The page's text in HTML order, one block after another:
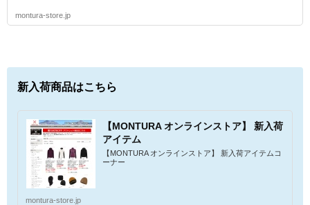
montura-store.jp
新入荷商品はこちら
【MONTURA オンラインストア】 新入荷
アイテム
【MONTURA オンラインストア】 新入荷アイテムコ
ーナー
montura-store.jp